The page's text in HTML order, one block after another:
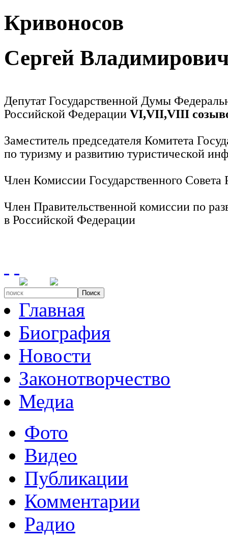
Кривоносов
Сергей
Депутат Государственной Думы
Российской Федерации VI,VII,VIII
Заместитель председателя Комитета
по туризму и развитию туристической
Член Комиссии Государственного
Член Правительственной комиссии по
в Российской Федерации
Поиск
Главная
Биография
Новости
Законотворчество
Медиа
Фото
Видео
Публикации
Комментарии
Радио